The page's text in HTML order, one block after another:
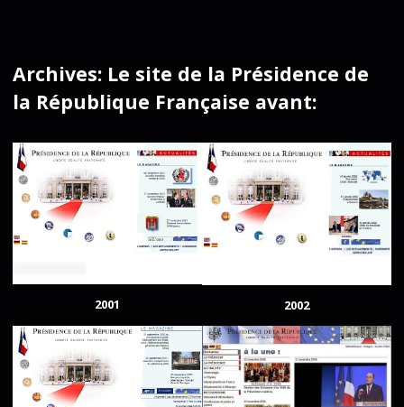
Archives: Le site de la Présidence de
la République Française avant:
2001 2002